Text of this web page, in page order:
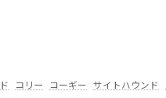
コリー コーギー サイトハウンド